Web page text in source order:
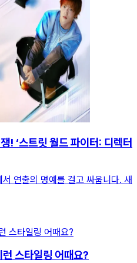
! ‘스트릿 월드 파이터: 디렉터
연출의 명예를 걸고 싸웁니다. 새
스타일링 어때요?